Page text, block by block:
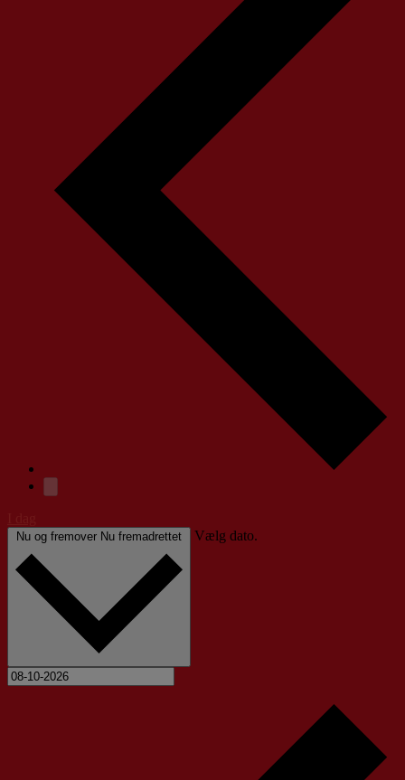
Nu og fremover Nu fremadrettet Vælg dato.